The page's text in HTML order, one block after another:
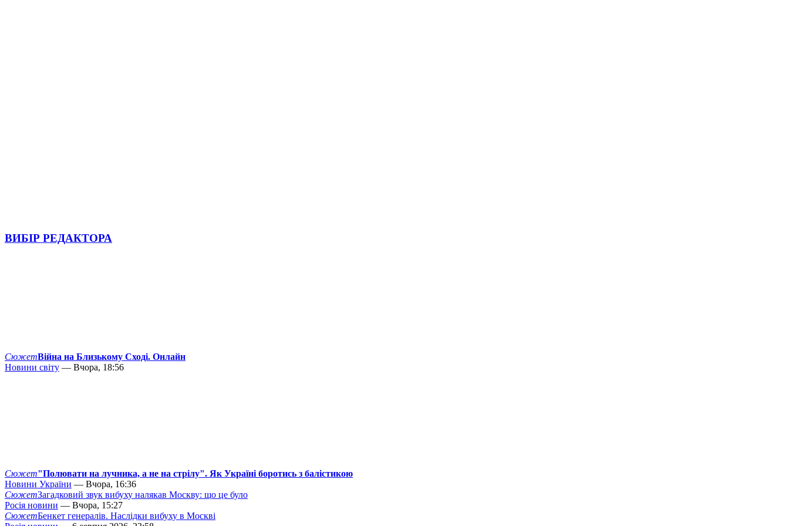
ВИБІР РЕДАКТОРА
СюжетВійна на Близькому Сході. Онлайн
Новини світу — Вчора, 18:56
Сюжет"Полювати на лучника, а не на стрілу". Як Україні боротись з балістикою
Новини України — Вчора, 16:36
СюжетЗагадковий звук вибуху налякав Москву: що це було
Росія новини — Вчора, 15:27
СюжетБенкет генералів. Наслідки вибуху в Москві